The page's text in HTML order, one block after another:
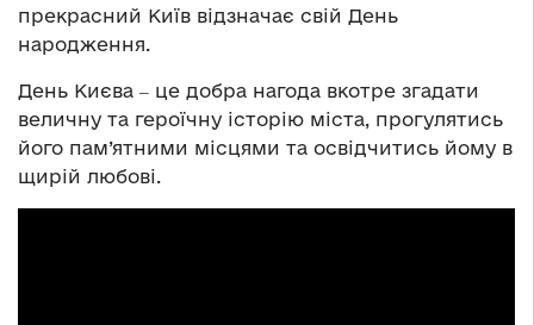
прекрасний Київ відзначає свій День
народження.
День Києва ‒ це добра нагода вкотре згадати
величну та героїчну історію міста, прогулятись
його пам’ятними місцями та освідчитись йому в
щирій любові.